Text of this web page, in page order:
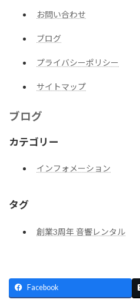
お問い合わせ
ブログ
プライバシーポリシー
サイトマップ
ブログ
カテゴリー
インフォメーション
タグ
創業3周年 音響レンタル
Facebook